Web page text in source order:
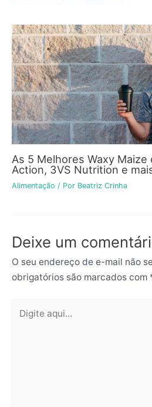
As 5 Melhores Waxy
Action, 3VS Nutrition e
Alimentação / Por Beatriz Crinha
Deixe um
O seu endereço de e-mail não
obrigatórios são marcados com
aqui...